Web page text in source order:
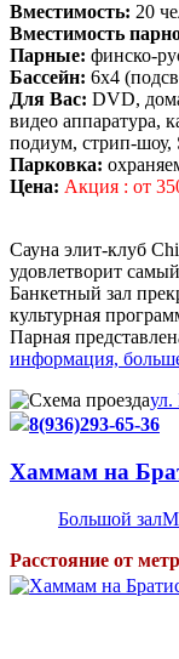
Вместимость: 20
Вместимость
Парные: финско-
Бассейн: 6х4
Для Вас: DVD,
видео аппаратура,
подиум, стрип-шоу,
Парковка:
Цена: Акция : от
Сауна элит-клуб
удовлетворит
Банкетный зал
культурная
Парная
информация,
ул.
8(936)293-65-36
Хаммам на
Большой зал
Расстояние от